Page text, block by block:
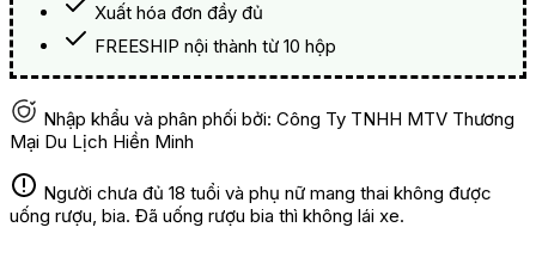
Xuất hóa đơn đầy đủ
FREESHIP nội thành từ 10 hộp
Nhập khẩu và phân phối bởi: Công Ty TNHH MTV Thương
Mại Du Lịch Hiền Minh
Người chưa đủ 18 tuổi và phụ nữ mang thai không được
uống rượu, bia. Đã uống rượu bia thì không lái xe.